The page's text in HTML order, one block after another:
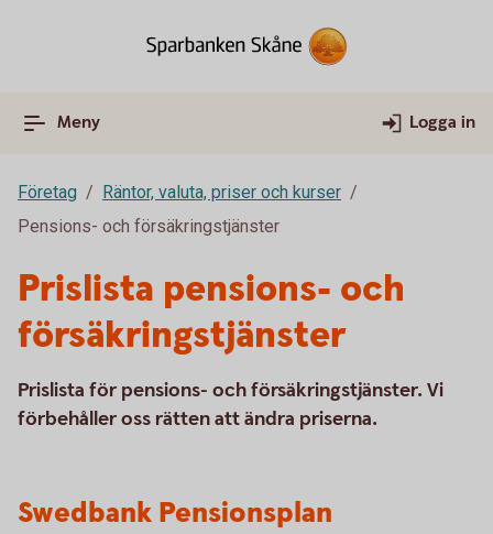
Meny Logga in
Företag
Räntor, valuta, priser och kurser
Pensions- och försäkringstjänster
Prislista pensions- och
försäkringstjänster
Prislista för pensions- och försäkringstjänster. Vi
förbehåller oss rätten att ändra priserna.
Swedbank Pensionsplan